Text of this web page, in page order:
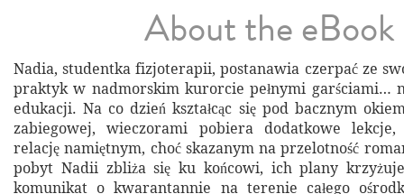
About the eBook
Nadia, studentka fizjoterapii, postanawia czerpać ze
praktyk w nadmorskim kurorcie pełnymi garściami…
edukacji. Na co dzień kształcąc się pod bacznym
zabiegowej, wieczorami pobiera dodatkowe lekcje,
relację namiętnym, choć skazanym na przelotność
pobyt Nadii zbliża się ku końcowi, ich plany
komunikat o kwarantannie na terenie całego